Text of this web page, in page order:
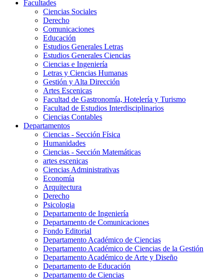
Facultades
Ciencias Sociales
Derecho
Comunicaciones
Educación
Estudios Generales Letras
Estudios Generales Ciencias
Ciencias e Ingeniería
Letras y Ciencias Humanas
Gestión y Alta Dirección
Artes Escenicas
Facultad de Gastronomía, Hotelería y Turismo
Facultad de Estudios Interdisciplinarios
Ciencias Contables
Departamentos
Ciencias - Sección Física
Humanidades
Ciencias - Sección Matemáticas
artes escenicas
Ciencias Administrativas
Economía
Arquitectura
Derecho
Psicologia
Departamento de Ingeniería
Departamento de Comunicaciones
Fondo Editorial
Departamento Académico de Ciencias
Departamento Académico de Ciencias de la Gestión
Departamento Académico de Arte y Diseño
Departamento de Educación
Departamento de Ciencias